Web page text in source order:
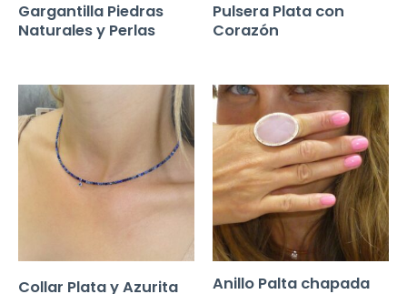
Gargantilla Piedras
Naturales y Perlas
Pulsera Plata con
Corazón
Collar Plata y Azurita
Anillo Palta chapada